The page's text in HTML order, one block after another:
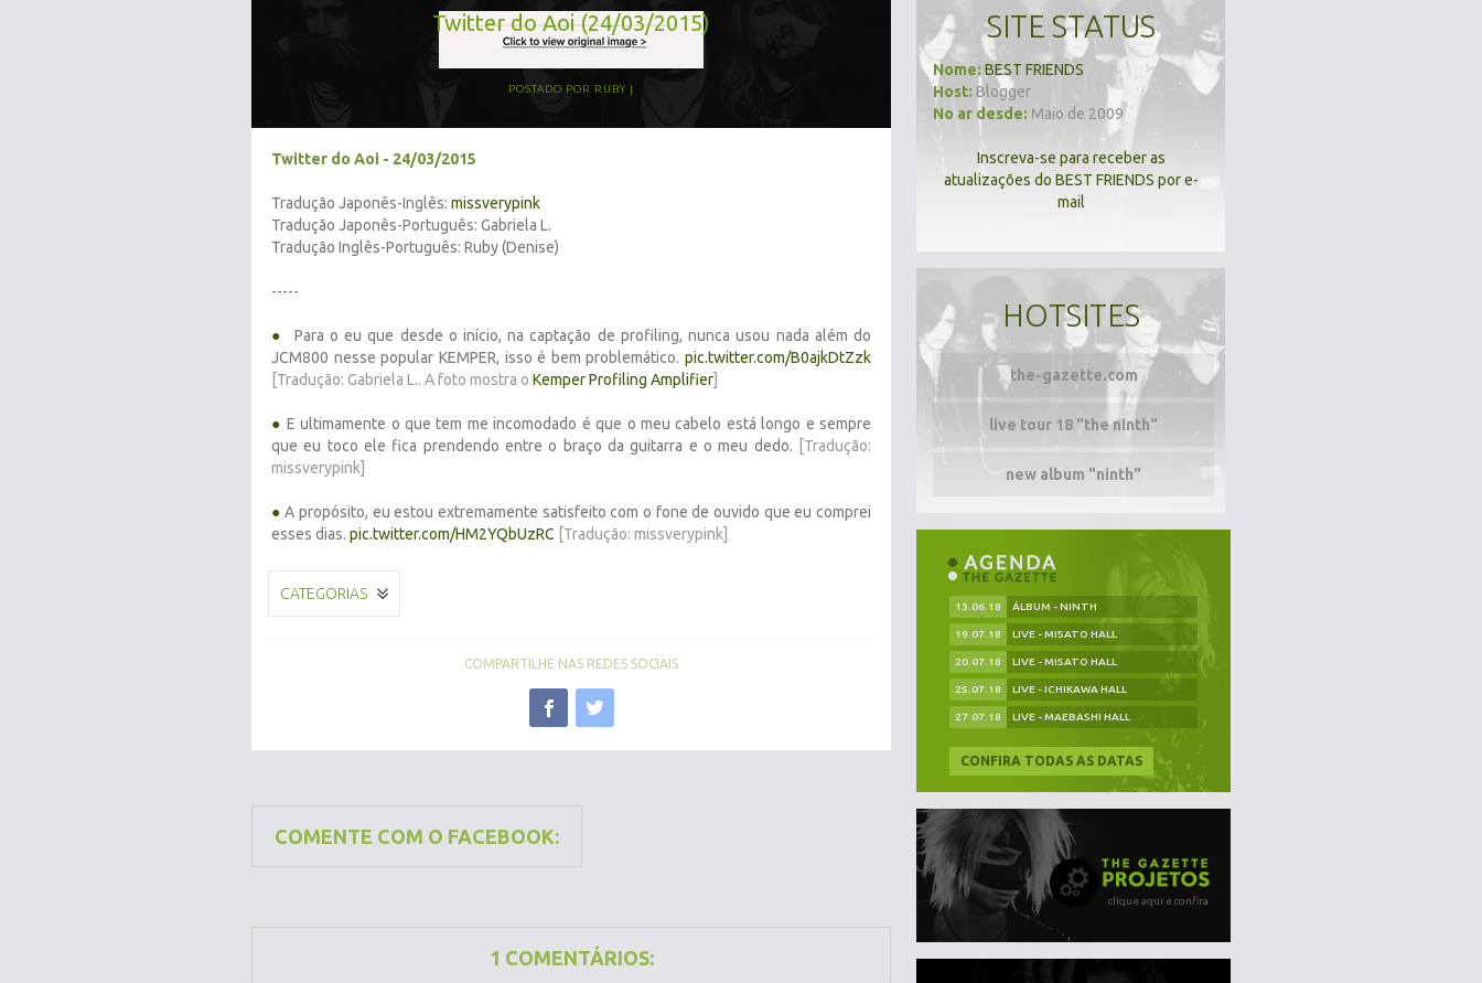
Twitter do Aoi (24/03/2015)
POSTADO POR RUBY
Twitter do Aoi - 24/03/2015
Tradução Japonês-Inglês: missverypink
Tradução Japonês-Português: Gabriela L.
Tradução Inglês-Português: Ruby (Denise)
-----
●
Para o eu que desde o início, na captação de profiling, nunca usou nada além do
JCM800 nesse popular KEMPER, isso é bem problemático. pic.twitter.com/B0ajkDtZzk
[Tradução: Gabriela L.. A foto mostra o Kemper Profiling Amplifier
● E ultimamente o que tem me incomodado é que o meu cabelo está longo e sempre
que eu toco ele fica prendendo entre o braço da guitarra e o meu dedo.
[Tradução:
missverypink]
● A propósito, eu estou extremamente satisfeito com o fone de ouvido que eu comprei
esses dias. pic.twitter.com/HM2YQbUzRC [Tradução: missverypink]
CATEGORIAS
COMPARTILHE NAS REDES SOCIAIS
COMENTE COM O FACEBOOK:
1 COMENTÁRIOS:
SITE STATUS
Nome: BEST FRIENDS
Host: Blogger
No ar desde: Maio de 2009
Inscreva-se para receber as
atualizações do BEST FRIENDS por e-
mail
HOTSITES
the-gazette.com
live tour 18 "the ninth"
new album "ninth"
13.06.18 ÁLBUM - NINTH
19.07.18 LIVE - MISATO HALL
20.07.18 LIVE - MISATO HALL
25.07.18 LIVE - ICHIKAWA HALL
27.07.18 LIVE - MAEBASHI HALL
CONFIRA TODAS AS DATAS
clique aqui e confira